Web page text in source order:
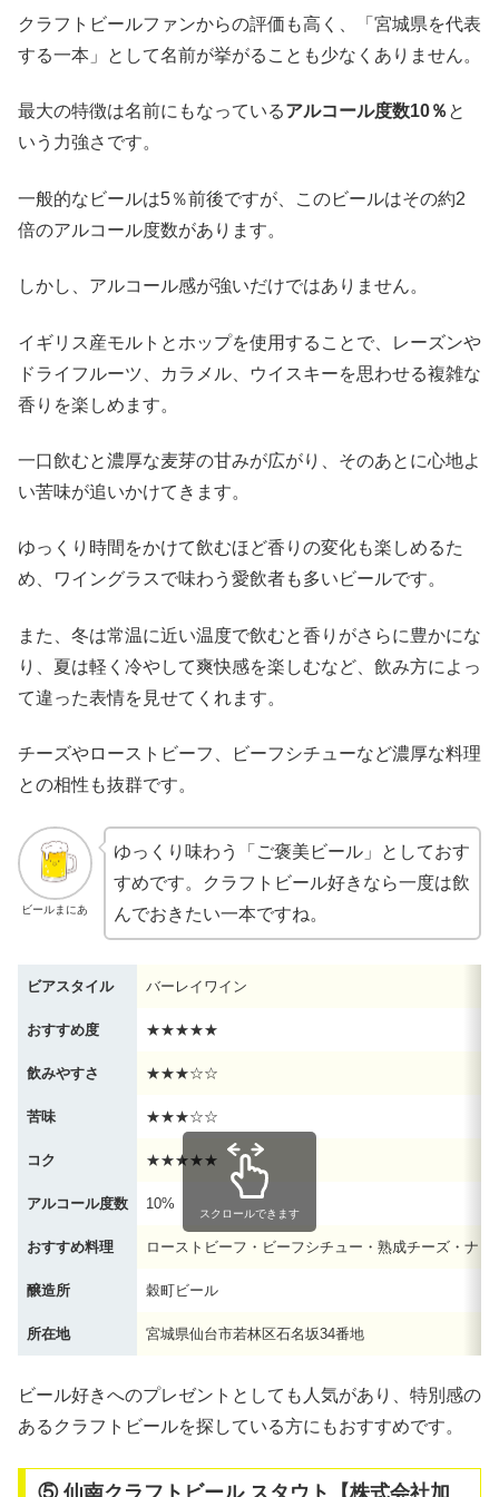
クラフトビールファンからの評価も高く、「宮城県を代表
する一本」として名前が挙がることも少なくありません。
最大の特徴は名前にもなっているアルコール度数10％ と
いう力強さです。
一般的なビールは5％前後ですが、このビールはその約2
倍のアルコール度数があります。
しかし、アルコール感が強いだけではありません。
イギリス産モルトとホップを使用することで、レーズンや
ドライフルーツ、カラメル、ウイスキーを思わせる複雑な
香りを楽しめます。
一口飲むと濃厚な麦芽の甘みが広がり、そのあとに心地よ
い苦味が追いかけてきます。
ゆっくり時間をかけて飲むほど香りの変化も楽しめるた
め、ワイングラスで味わう愛飲者も多いビールです。
また、冬は常温に近い温度で飲むと香りがさらに豊かにな
り、夏は軽く冷やして爽快感を楽しむなど、飲み方によっ
て違った表情を見せてくれます。
チーズやローストビーフ、ビーフシチューなど濃厚な料理
との相性も抜群です。
ビールまにあ
ゆっくり味わう「ご褒美ビール」としておす
すめです。クラフトビール好きなら一度は飲
んでおきたい一本ですね。
ビアスタイル バーレイワイン
おすすめ度 ★★★★★
飲みやすさ ★★★☆☆
苦味 ★★★☆☆
コク ★★★★★
アルコール度数 10%
おすすめ料理 ローストビーフ・ビーフシチュー・熟成チーズ・ナッ
醸造所 穀町ビール
所在地 宮城県仙台市若林区石名坂34番地
スクロールできます
ビール好きへのプレゼントとしても人気があり、特別感の
あるクラフトビールを探している方にもおすすめです。